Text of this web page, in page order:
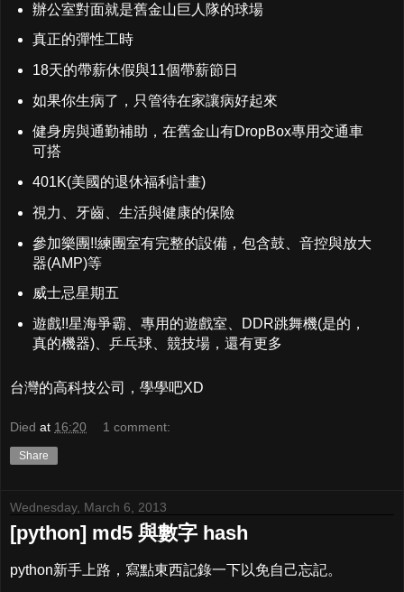
辦公室對面就是舊金山巨人隊的球場
真正的彈性工時
18天的帶薪休假與11個帶薪節日
如果你生病了，只管待在家讓病好起來
健身房與通勤補助，在舊金山有DropBox專用交通車
可搭
401K(美國的退休福利計畫)
視力、牙齒、生活與健康的保險
參加樂團!!練團室有完整的設備，包含鼓、音控與放大
器(AMP)等
威士忌星期五
遊戲!!星海爭霸、專用的遊戲室、DDR跳舞機(是的，
真的機器)、乒乓球、競技場，還有更多
台灣的高科技公司，學學吧XD
Died at 16:20 1 comment:
Share
Wednesday, March 6, 2013
[python] md5 與數字 hash
python新手上路，寫點東西記錄一下以免自己忘記。